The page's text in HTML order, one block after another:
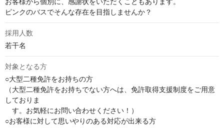
お客様から個別に、感謝状をいただくこともあります。
ピンクのバスでそんな存在を目指しませんか？
採用人数
若干名
対象となる方
○大型二種免許をお持ちの方
（大型二種免許をお持ちでない方へは、免許取得支援制度をご用意
しておりま
す。お気軽にお問い合わせください！）
○お客様に対して思いやりのある対応が出来る方